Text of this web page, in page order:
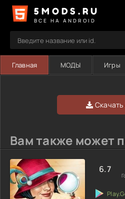
5MODS.RU
ВСЕ НА ANDROID
Главная МОДЫ Игры
Скачать
Вам также может
6.7